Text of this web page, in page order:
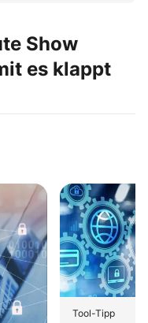
Show
es klappt
Tool-Tipp